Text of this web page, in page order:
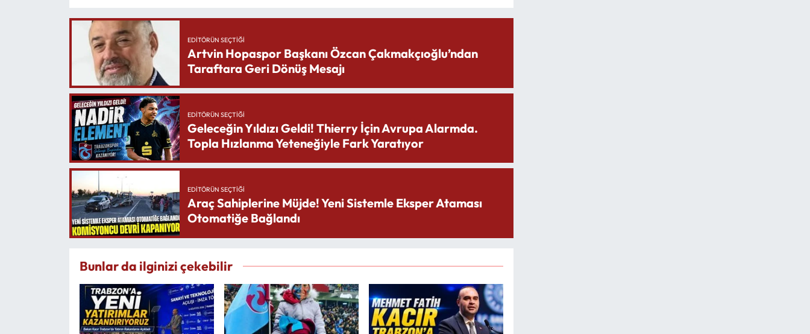
EDITÖRÜN SEÇTIĞI
Artvin Hopaspor Başkanı Özcan Çakmakçıoğlu’ndan
Taraftara Geri Dönüş Mesajı
EDITÖRÜN SEÇTIĞI
Geleceğin Yıldızı Geldi! Thierry İçin Avrupa Alarmda.
Topla Hızlanma Yeteneğiyle Fark Yaratıyor
EDITÖRÜN SEÇTIĞI
Araç Sahiplerine Müjde! Yeni Sistemle Eksper Ataması
Otomatiğe Bağlandı
Bunlar da ilginizi çekebilir